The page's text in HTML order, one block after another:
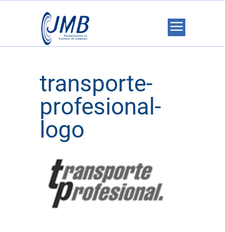
transporte-
profesional-
logo